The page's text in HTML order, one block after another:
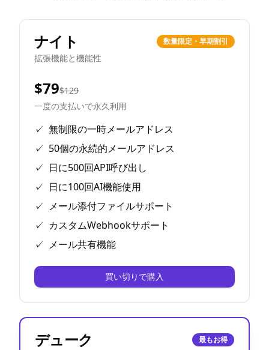
ナイト 数量限定・早期割引
拡張機能と機能性
$79$129
一度の支払いで永久利用
✓ 無制限の一時メールアドレス
✓ 50個の永続的メールアドレス
✓ 日に500回API呼び出し
✓ 日に100回AI機能使用
✓ メール添付ファイルサポート
✓ カスタムWebhookサポート
✓ メール共有機能
買い切りで購入
デューク 最もお得